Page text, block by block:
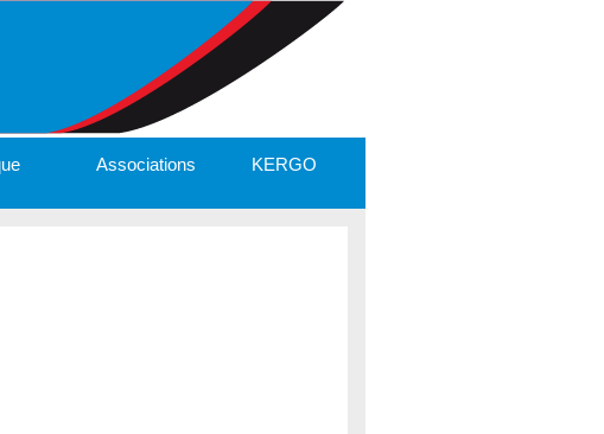
Associations KERGO